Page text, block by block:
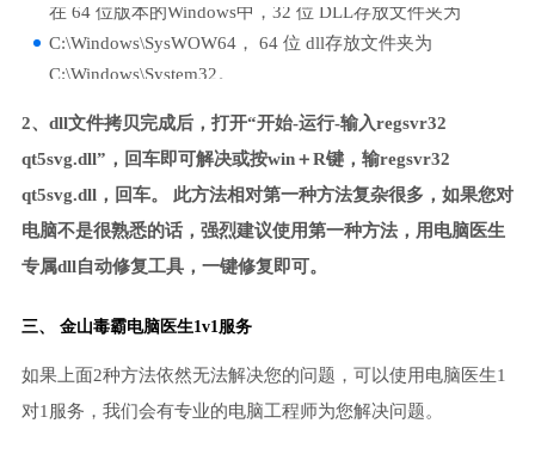
在 64 位版本的Windows中，32 位 DLL存放文件夹为
C:\Windows\SysWOW64， 64 位 dll存放文件夹为
C:\Windows\System32。
2、dll文件拷贝完成后，打开“开始-运行-输入regsvr32
qt5svg.dll”，回车即可解决或按win＋R键，输regsvr32
qt5svg.dll，回车。 此方法相对第一种方法复杂很多，如果您对
电脑不是很熟悉的话，强烈建议使用第一种方法，用电脑医生
专属dll自动修复工具，一键修复即可。
三、 金山毒霸电脑医生1v1服务
如果上面2种方法依然无法解决您的问题，可以使用电脑医生1
对1服务，我们会有专业的电脑工程师为您解决问题。